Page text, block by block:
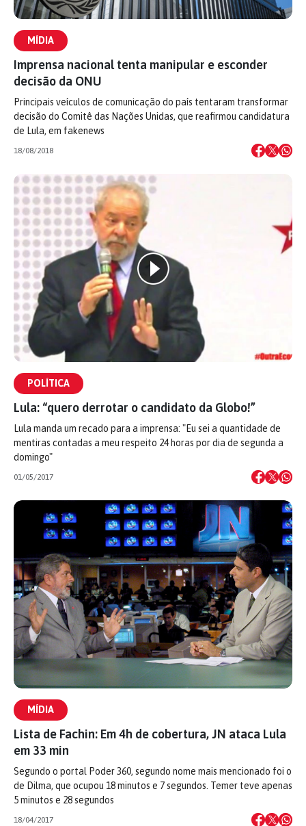
MÍDIA
Imprensa nacional tenta manipular e esconder
decisão da ONU
Principais veículos de comunicação do país tentaram transformar
decisão do Comitê das Nações Unidas, que reafirmou candidatura
de Lula, em fakenews
18/08/2018
POLÍTICA
Lula: “quero derrotar o candidato da Globo!”
Lula manda um recado para a imprensa: "Eu sei a quantidade de
mentiras contadas a meu respeito 24 horas por dia de segunda a
domingo"
01/05/2017
MÍDIA
Lista de Fachin: Em 4h de cobertura, JN ataca Lula
em 33 min
Segundo o portal Poder 360, segundo nome mais mencionado foi o
de Dilma, que ocupou 18 minutos e 7 segundos. Temer teve apenas
5 minutos e 28 segundos
18/04/2017